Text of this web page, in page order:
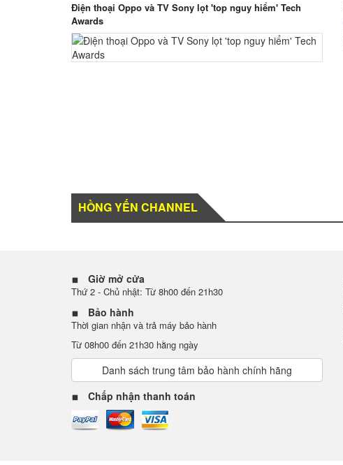
Điện thoại Oppo và TV Sony lọt 'top nguy hiểm' Tech
Awards
HỒNG YẾN CHANNEL
Giờ mở cửa
Thứ 2 - Chủ nhật: Từ 8h00 đến 21h30
Bảo hành
Thời gian nhận và trả máy bảo hành
Từ 08h00 đến 21h30 hằng ngày
Danh sách trung tâm bảo hành chính hãng
Chấp nhận thanh toán